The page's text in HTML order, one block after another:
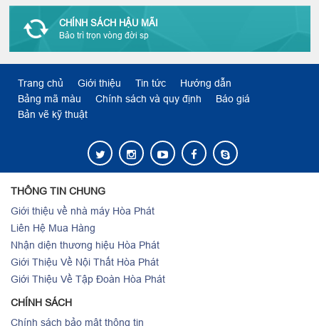
CHÍNH SÁCH HẬU MÃI
Bảo trì trọn vòng đời sp
Trang chủ Giới thiệu Tin tức
Hướng dẫn
Bảng mã màu
Chính sách và quy định
Báo giá
Bản vẽ kỹ thuật
THÔNG TIN CHUNG
Giới thiệu về nhà máy Hòa Phát
Liên Hệ Mua Hàng
Nhận diện thương hiệu Hòa Phát
Giới Thiệu Về Nội Thất Hòa Phát
Giới Thiệu Về Tập Đoàn Hòa Phát
CHÍNH SÁCH
Chính sách bảo mật thông tin